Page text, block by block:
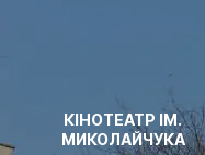
КІНОТЕАТР ІМ.
МИКОЛАЙЧУКА